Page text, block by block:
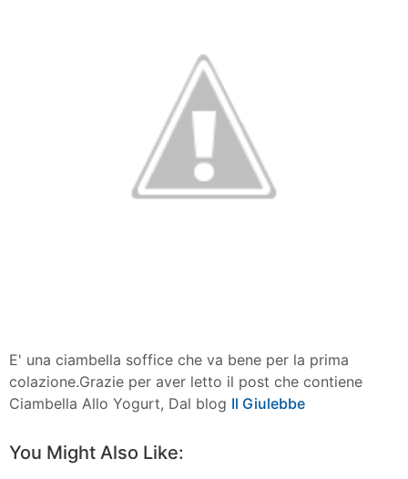
E' una ciambella soffice che va bene per la prima
colazione.Grazie per aver letto il post che contiene
Ciambella Allo Yogurt, Dal blog Il Giulebbe
You Might Also Like: